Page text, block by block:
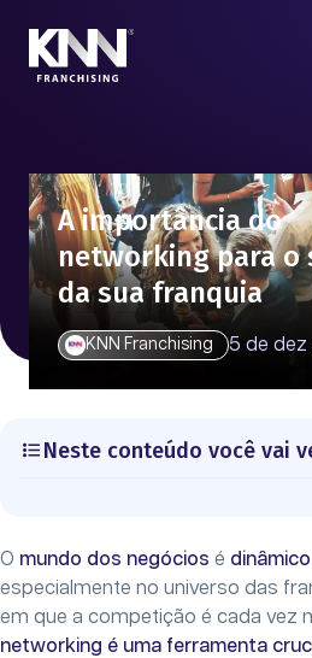
A importância do
networking para o
da sua franquia
KNN Franchising 5 de dez
Neste conteúdo você vai
O mundo dos negócios é
especialmente no universo das
em que a competição é cada vez
networking é uma ferramenta